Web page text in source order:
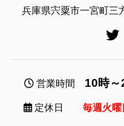
兵庫県宍粟市一宮町三
営業時間 10時～
定休日 毎週火曜